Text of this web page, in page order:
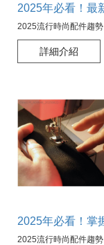
2025流行時尚配件趨勢
詳細介紹
2025流行時尚配件趨勢